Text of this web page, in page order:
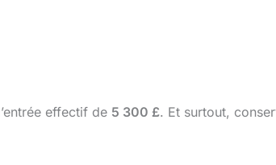
effectif de 5 300 £. Et surtout,